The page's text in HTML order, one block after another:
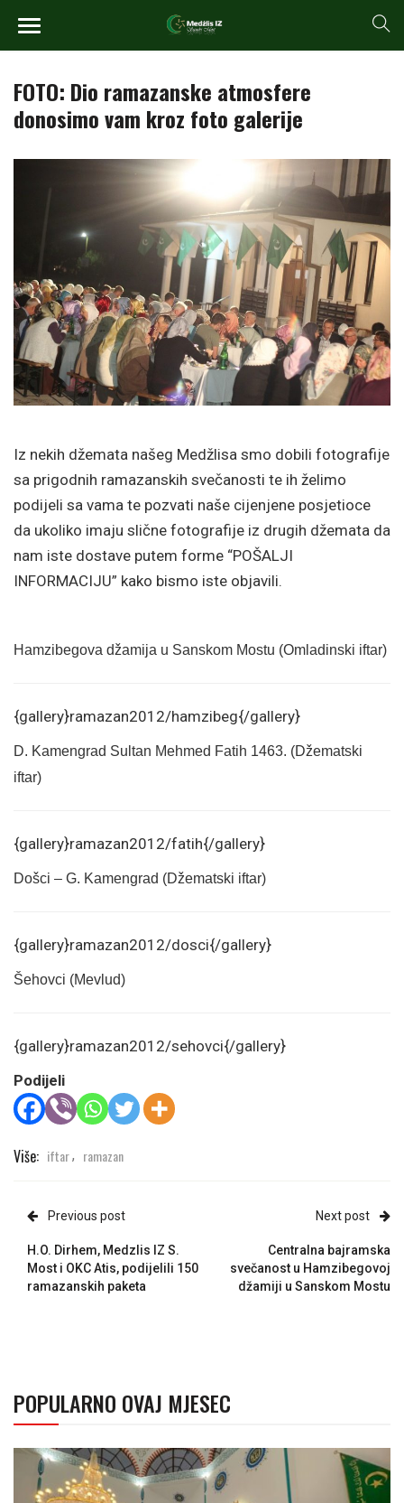
FOTO: Dio ramazanske atmosfere
donosimo vam kroz foto galerije
Iz nekih džemata našeg Medžlisa smo dobili fotografije
sa prigodnih ramazanskih svečanosti te ih želimo
podijeli sa vama te pozvati naše cijenjene posjetioce
da ukoliko imaju slične fotografije iz drugih džemata da
nam iste dostave putem forme “POŠALJI
INFORMACIJU” kako bismo iste objavili.
Hamzibegova džamija u Sanskom Mostu (Omladinski iftar)
{gallery}ramazan2012/hamzibeg{/gallery}
D. Kamengrad Sultan Mehmed Fatih 1463. (Džematski
iftar)
{gallery}ramazan2012/fatih{/gallery}
Došci – G. Kamengrad (Džematski iftar)
{gallery}ramazan2012/dosci{/gallery}
Šehovci (Mevlud)
{gallery}ramazan2012/sehovci{/gallery}
Podijeli
Više: iftar, ramazan
Previous post
H.O. Dirhem, Medzlis IZ S.
Most i OKC Atis, podijelili 150
ramazanskih paketa
Next post
Centralna bajramska
svečanost u Hamzibegovoj
džamiji u Sanskom Mostu
POPULARNO OVAJ MJESEC